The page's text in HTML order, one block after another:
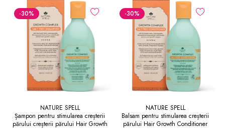
-30%
NATURE SPELL
Șampon pentru stimularea creșterii
părului creșterii părului Hair Growth
-30%
NATURE SPELL
Balsam pentru stimularea creșterii
părului Hair Growth Conditioner